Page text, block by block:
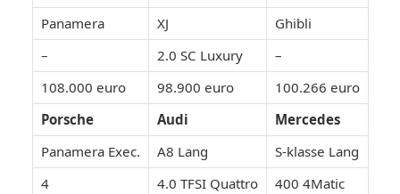
Panamera
XJ
Ghibli
–
2.0 SC Luxury
–
108.000 euro
98.900 euro
100.266 euro
Porsche
Audi
Mercedes
Panamera Exec.
A8 Lang
S-klasse Lang
4
4.0 TFSI Quattro
400 4Matic